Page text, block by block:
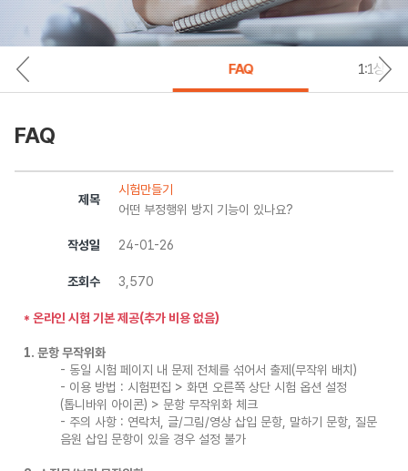
FAQ 1:1상담
FAQ
제목
시험만들기
어떤 부정행위 방지 기능이 있나요?
작성일 24-01-26
조회수 3,570
* 온라인 시험 기본 제공(추가 비용 없음)
1. 문항 무작위화
​- 동일 시험 페이지 내 문제 전체를 섞어서 출제(무작위 배치)
- 이용 방법 : 시험편집 > 화면 오른쪽 상단 시험 옵션 설정
(톱니바위 아이콘) > 문항 무작위화 체크
- 주의 사항 : 연락처, 글/그림/영상 삽입 문항, 말하기 문항, 질문
음원 삽입 문항이 있을 경우 설정 불가